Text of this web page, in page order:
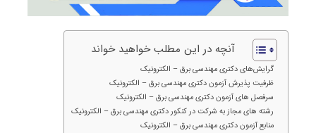
آنچه در این مطلب خواهید خواند
گرایش‌های دکتری مهندسی برق – الکترونیک
ظرفیت پذیرش آزمون دکتری مهندسی برق – الکترونیک
سرفصل های آزمون دکتری مهندسی برق – الکترونیک
رشته های مجاز به شرکت در کنکور دکتری مهندسی برق – الکترونیک
منابع آزمون دکتری مهندسی برق – الکترونیک